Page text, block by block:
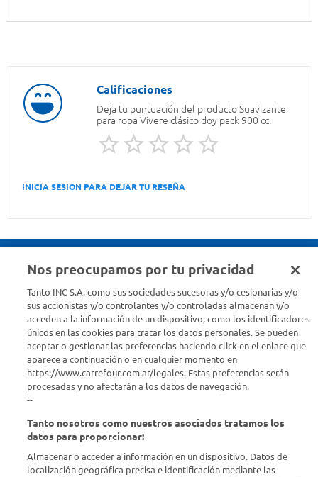
Deja tu puntuación del producto Suavizante
para ropa Vivere clásico doy pack 900 cc.
INICIA SESION PARA DEJAR TU RESEÑA
Estamos para ayudarte
¿Tenés una consulta? Comunicate con nosotros acá
Descubrí Carrefour
Conocenos
Info útil
Nos preocupamos por tu privacidad
Tanto INC S.A. como sus sociedades sucesoras y/o cesionarias y/o
sus accionistas y/o controlantes y/o controladas almacenan y/o
acceden a la información de un dispositivo, como los identificadores
únicos en las cookies para tratar los datos personales. Se pueden
aceptar o gestionar las preferencias haciendo click en el enlace que
aparece a continuación o en cualquier momento en
https://www.carrefour.com.ar/legales. Estas preferencias serán
procesadas y no afectarán a los datos de navegación.
--
Tanto nosotros como nuestros asociados tratamos los
datos para proporcionar:
Almacenar o acceder a información en un dispositivo. Datos de
localización geográfica precisa e identificación mediante las